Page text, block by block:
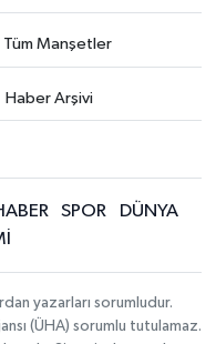
Tüm Manşetler
Haber Arşivi
SPOR
DÜNYA
yazarları sorumludur.
(ÜHA) sorumlu tutulamaz.